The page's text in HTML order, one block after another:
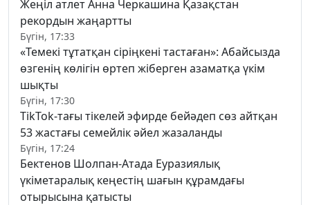
Жеңіл атлет Анна Черкашина Қазақстан
рекордын жаңартты
Бүгін, 17:33
«Темекі тұтатқан сіріңкені тастаған»: Абайсызда
өзгенің көлігін өртеп жіберген азаматқа үкім
шықты
Бүгін, 17:30
TikTok-тағы тікелей эфирде бейәдеп сөз айтқан
53 жастағы семейлік әйел жазаланды
Бүгін, 17:24
Бектенов Шолпан-Атада Еуразиялық
үкіметаралық кеңестің шағын құрамдағы
отырысына қатысты